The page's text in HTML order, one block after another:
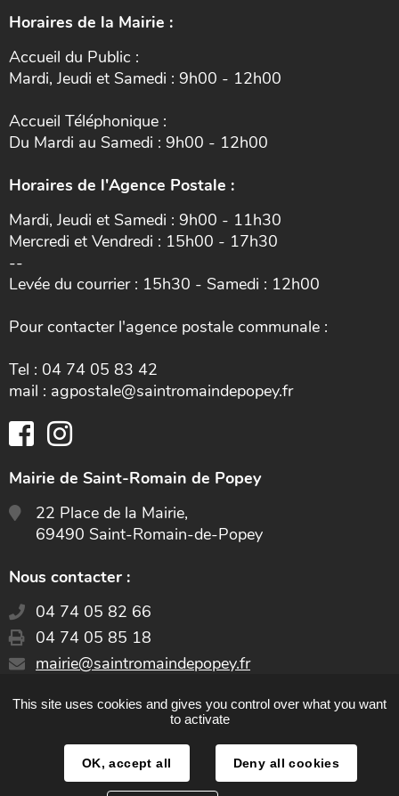
Horaires de la Mairie :
Accueil du Public :
Mardi, Jeudi et Samedi : 9h00 - 12h00
Accueil Téléphonique :
Du Mardi au Samedi : 9h00 - 12h00
Horaires de l'Agence Postale :
Mardi, Jeudi et Samedi : 9h00 - 11h30
Mercredi et Vendredi : 15h00 - 17h30
--
Levée du courrier : 15h30 - Samedi : 12h00
Pour contacter l'agence postale communale :
Tel : 04 74 05 83 42
mail : agpostale@saintromaindepopey.fr
Mairie de Saint-Romain de Popey
22 Place de la Mairie,
69490 Saint-Romain-de-Popey
Nous contacter :
04 74 05 82 66
04 74 05 85 18
E-
:
mairie@saintromaindepopey.fr
This site uses cookies and gives you control over what you want
to activate
OK, accept all Deny all cookies